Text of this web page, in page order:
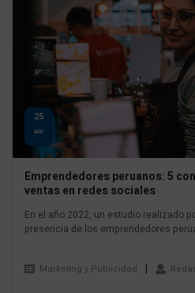
25
AGO
Emprendedores peruanos: 5
ventas en redes sociales
En el año 2022, un estudio realizado
presencia de los emprendedores
Marketing y Publicidad